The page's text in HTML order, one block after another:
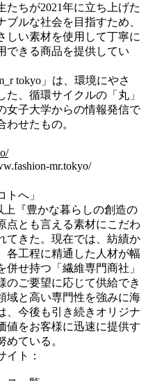
たちが2021年に⽴ち上げた
ルな社会を⽬指すため、
しい素材を使⽤して丁寧に
できる商品を提供してい
tokyo」は、環境にやさ
、循環サイクルの「丸」
⼥⼦⼤学からの情報発信で
せたもの。
mr.tokyo/
トへ」
『豊かな暮らしの創造の
点とも⾔える素材にこだわ
てきた。現在では、紡績か
各⼯程に精通した⼈材が幅
せ持つ「繊維専⾨商社」
のご要望に応じて供給でき
域と⾼い専⾨性を強みに海
、今後も引き続きオリジナ
値をお客様に迅速に提供す
ている。
イト：